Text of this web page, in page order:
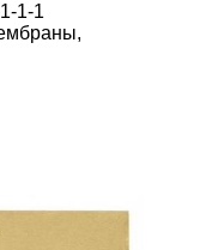
1-1
,